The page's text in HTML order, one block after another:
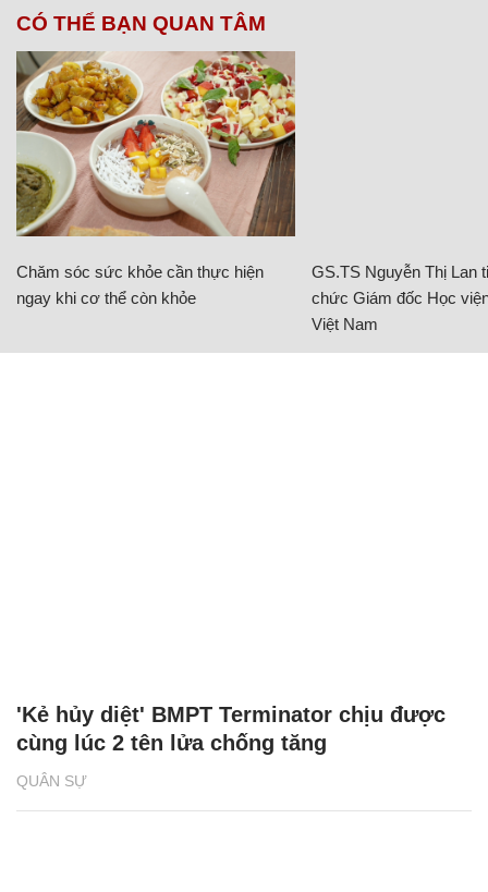
CÓ THỂ BẠN QUAN TÂM
Chăm sóc sức khỏe cần thực hiện
ngay khi cơ thể còn khỏe
GS.TS Nguyễn Thị Lan
chức Giám đốc Học
Việt Nam
QUÂN SỰ
'Kẻ hủy diệt' BMPT Terminator chịu được
cùng lúc 2 tên lửa chống tăng